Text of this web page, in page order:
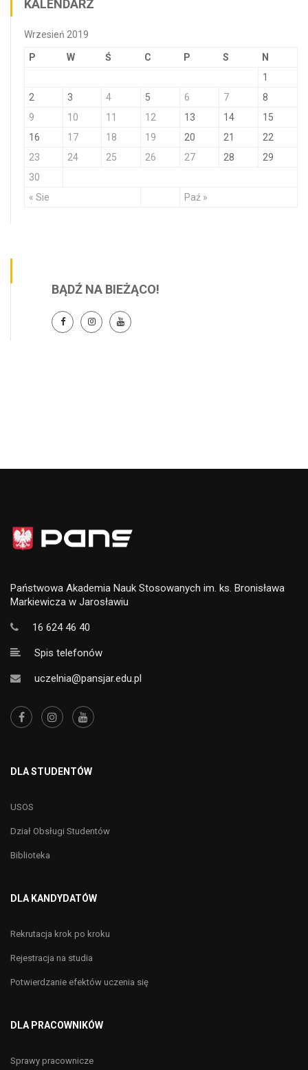
KALENDARZ
Wrzesień 2019
P W Ś C P S N
« Sie Paź »
1
2
3 4 5 6 7
8
9
10 11 12 13 14
15
16
17 18 19 20 21
22
23
24 25 26 27 28
29
30
BĄDŹ NA BIEŻĄCO!
Państwowa Akademia Nauk Stosowanych im. ks. Bronisława
Markiewicza w Jarosławiu
16 624 46 40
Spis telefonów
uczelnia@pansjar.edu.pl
DLA STUDENTÓW
USOS
Dział Obsługi Studentów
Biblioteka
DLA KANDYDATÓW
Rekrutacja krok po kroku
Rejestracja na studia
Potwierdzanie efektów uczenia się
DLA PRACOWNIKÓW
Sprawy pracownicze